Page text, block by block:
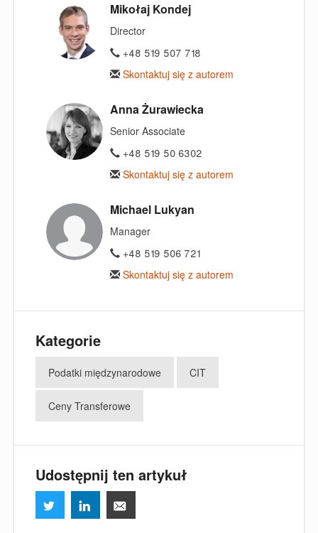
Mikołaj Kondej
Director
+48 519 507 718
Skontaktuj się z autorem
Anna Żurawiecka
Senior Associate
+48 519 50 6302
Skontaktuj się z autorem
Michael Lukyan
Manager
+48 519 506 721
Skontaktuj się z autorem
Kategorie
Podatki międzynarodowe CIT
Ceny Transferowe
Udostępnij ten artykuł